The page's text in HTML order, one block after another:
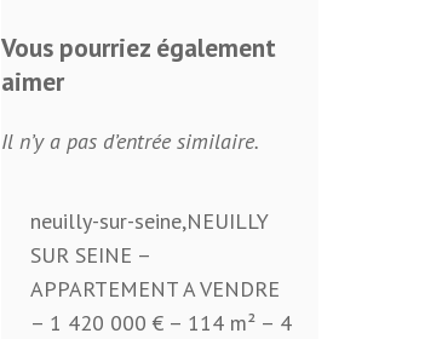
Vous pourriez également
aimer
Il n’y a pas d’entrée similaire.
neuilly-sur-seine,NEUILLY
SUR SEINE –
APPARTEMENT A VENDRE
– 1 420 000 € – 114 m² – 4